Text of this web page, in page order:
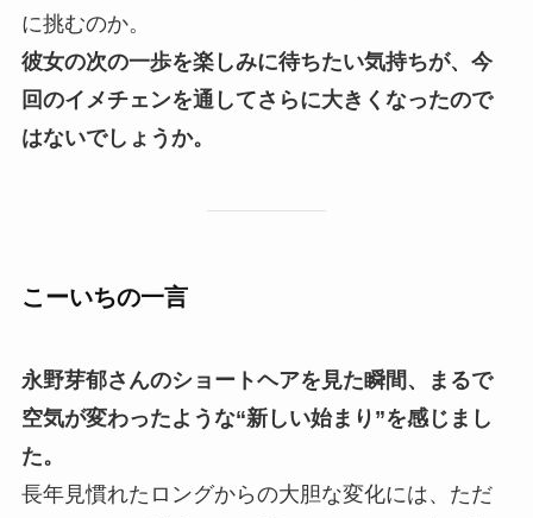
に挑むのか。
彼女の次の一歩を楽しみに待ちたい気持ちが、今
回のイメチェンを通してさらに大きくなったので
はないでしょうか。
こーいちの一言
永野芽郁さんのショートヘアを見た瞬間、まるで
空気が変わったような“新しい始まり”を感じまし
た。
長年見慣れたロングからの大胆な変化には、ただ